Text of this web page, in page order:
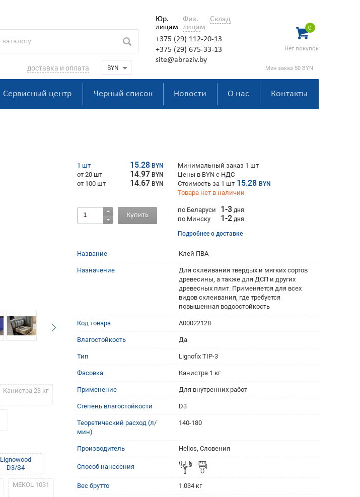
Юр.
лицам
Физ.
лицам
Склад
+375 (29) 112-20-13
+375 (29) 675-33-13
site@abraziv.by
0
Нет покупок
доставка и оплата Мин заказ 50 BYN
Сервисный центр Черный список Новости О нас Контакты
Канистра 23 кг
Lignowood
D3/S4
MEKOL 1031
1 шт 15.28BYN
от 20 шт 14.97 BYN
от 100 шт 14.67 BYN
Минимальный заказ 1 шт
Цены в BYN с НДС
Стоимость за 1 шт 15.28 BYN
Товара нет в наличии
Купить
по Беларуси 1-3 дня
по Минску 1-2 дня
Подробнее о доставке
Название Клей ПВА
Назначение
Для склеивания твердых и мягких сортов
древесины, а также для ДСП и других
древесных плит. Применяется для всех
видов склеивания, где требуется
повышенная водоостойкость
Код товара A00022128
Влагостойкость Да
Тип Lignofix TIP-3
Фасовка Канистра 1 кг
Применение Для внутренних работ
Степень влагостойкости D3
Теоретический расход (л/
мин)
140-180
Производитель Helios, Словения
Способ нанесения
Вес брутто 1.034 кг